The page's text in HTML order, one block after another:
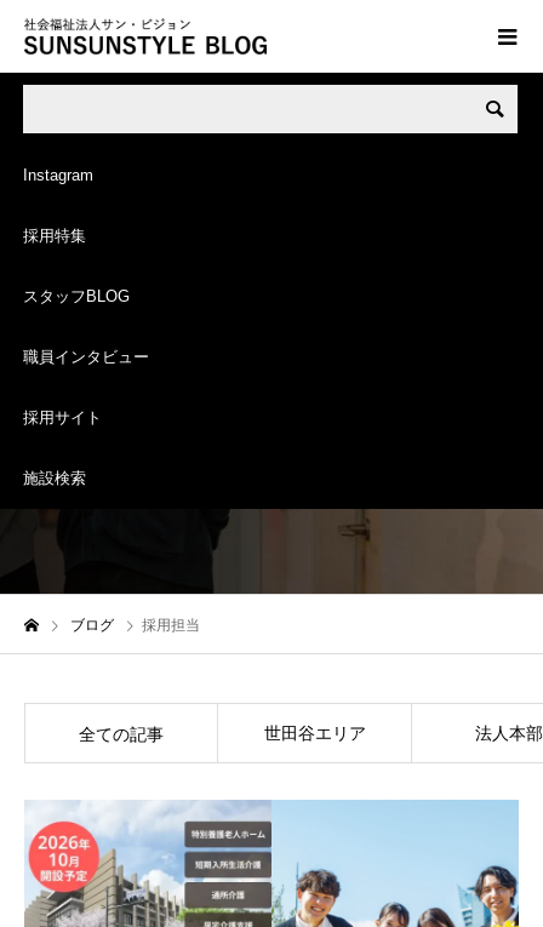
Instagram
採用特集
スタッフBLOG
職員インタビュー
採用サイト
施設検索
スタッフ ブログ
採用担当 の記事一覧
ブログ 採用担当
全ての記事 世田谷エリア 法人本部